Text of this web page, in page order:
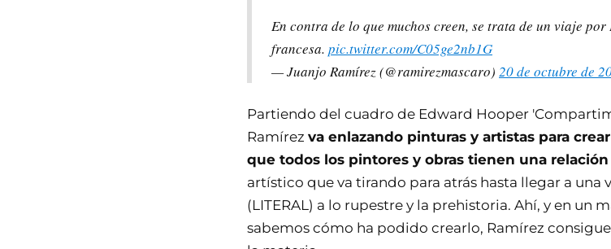
En contra de lo que muchos creen, se trata de un viaje
francesa. pic.twitter.com/C05ge2nb1G
— Juanjo Ramírez (@ramirezmascaro) 20 de octubre de
Partiendo del cuadro de Edward Hooper
Ramírez va enlazando pinturas y artistas para
que todos los pintores y obras tienen una
artístico que va tirando para atrás hasta llegar a una
(LITERAL) a lo rupestre y la prehistoria. Ahí, y en un
sabemos cómo ha podido crearlo, Ramírez